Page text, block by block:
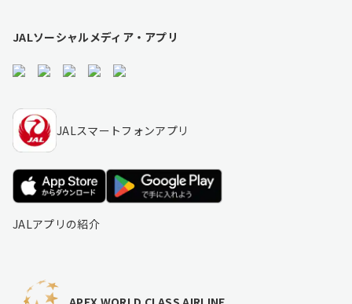
JALソーシャルメディア・アプリ
JALスマートフォンアプリ
JALアプリの紹介